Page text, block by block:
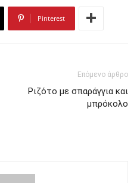
Pinterest
Επόμενο άρθρο
Ριζότο με σπαράγγια και
μπρόκολο